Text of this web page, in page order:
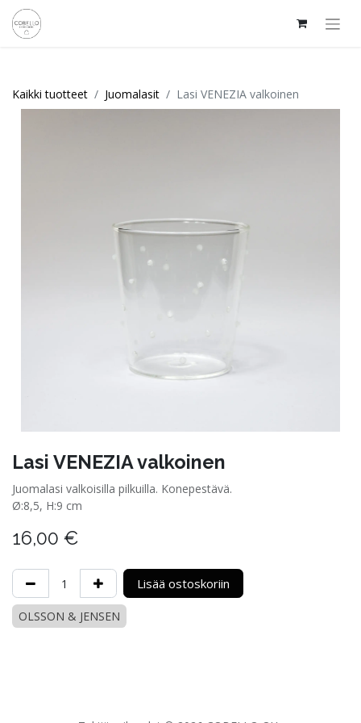
Kaikki tuotteet Juomalasit Lasi VENEZIA valkoinen
Lasi VENEZIA valkoinen
Juomalasi valkoisilla pilkuilla. Konepestävä.
Ø:8,5, H:9 cm
16,00 €
Lisää ostoskoriin
OLSSON & JENSEN